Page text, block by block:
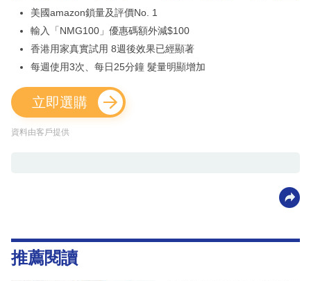
美國amazon鎖量及評價No. 1
輸入「NMG100」優惠碼額外減$100
香港用家真實試用 8週後效果已經顯著
每週使用3次、每日25分鐘 髮量明顯增加
立即選購
資料由客戶提供
推薦閱讀